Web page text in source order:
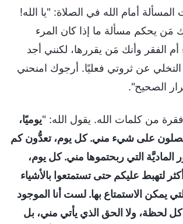
أمام الله في الصلاة: "يا الله!
مَن يحكم مسألة ما إذا كان المرء
أم الفقر وأنك مَن يقررها، لكنني أجد
عن ثروتي فعليًا. أرجوك امنحني
الصحيح".
من كلمات الله. يقول الله: "يوميًا،
على شيء مني. كل يوم، تعدُّون كم
الماديَّة التي ربحتموها مني. كل يوم،
لتهبط عليكم حتى تستمتعوا بالأشياء
يمكن الاستمتاع بها. لست أنا الموجود
لحظة، ولا الحق الذي يأتي مني، بل